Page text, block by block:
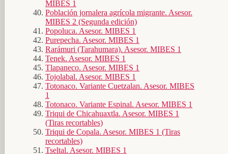
MIBES 1
Población jornalera agrícola migrante. Asesor.
MIBES 2 (Segunda edición)
Popoluca. Asesor. MIBES 1
Purepecha. Asesor. MIBES 1
Rarámuri (Tarahumara). Asesor. MIBES 1
Tenek. Asesor. MIBES 1
Tlapaneco. Asesor. MIBES 1
Tojolabal. Asesor. MIBES 1
Totonaco. Variante Cuetzalan. Asesor. MIBES
1
Totonaco. Variante Espinal. Asesor. MIBES 1
Triqui de Chicahuaxtla. Asesor. MIBES 1
(Tiras recortables)
Triqui de Copala. Asesor. MIBES 1 (Tiras
recortables)
Tseltal. Asesor. MIBES 1